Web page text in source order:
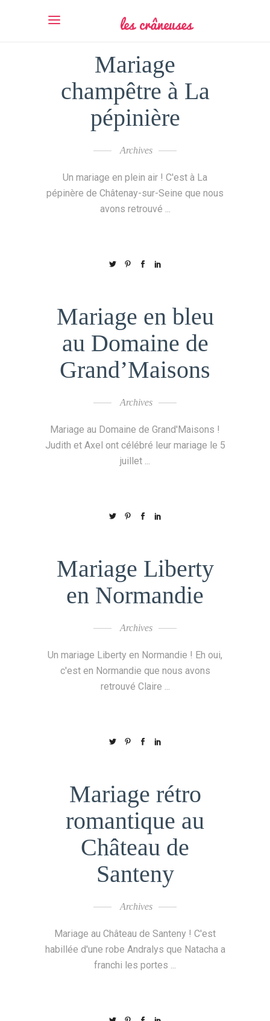
Mariage
champêtre à La
pépinière
Archives
Un mariage en plein air ! C'est à La
pépinère de Châtenay-sur-Seine que nous
avons retrouvé
Mariage en bleu
au Domaine de
Grand’Maisons
Archives
Mariage au Domaine de Grand'Maisons !
Judith et Axel ont célébré leur mariage le 5
juillet
Mariage Liberty
en Normandie
Archives
Un mariage Liberty en Normandie ! Eh oui,
c'est en Normandie que nous avons
retrouvé Claire
Mariage rétro
romantique au
Château de
Santeny
Archives
Mariage au Château de Santeny ! C'est
habillée d'une robe Andralys que Natacha a
franchi les portes